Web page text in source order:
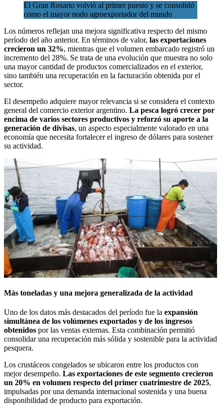
El Gran Rosario volvió al primer puesto y se consolidó
como el mayor nodo agroexportador del mundo
Los números reflejan una mejora significativa respecto del mismo
período del año anterior. En términos de valor, las exportaciones
crecieron un 32%, mientras que el volumen embarcado registró un
incremento del 28%. Se trata de una evolución que muestra no solo
una mayor cantidad de productos comercializados en el exterior,
sino también una recuperación en la facturación obtenida por el
sector.
El desempeño adquiere mayor relevancia si se considera el contexto
general del comercio exterior argentino. La pesca logró crecer por
encima de varios sectores productivos y reforzó su aporte a la
generación de divisas, un aspecto especialmente valorado en una
economía que necesita fortalecer el ingreso de dólares para sostener
su actividad.
Más toneladas y una mejora generalizada de la actividad
Uno de los datos más destacados del período fue la expansión
simultánea de los volúmenes exportados y de los ingresos
obtenidos por las ventas externas. Esta combinación permitió
consolidar una recuperación más sólida y sostenible para la actividad
pesquera.
Los crustáceos congelados se ubicaron entre los productos con
mejor desempeño. Las exportaciones de este segmento crecieron
un 20% en volumen respecto del primer cuatrimestre de 2025,
impulsadas por una demanda internacional sostenida y una buena
disponibilidad de producto para exportación.